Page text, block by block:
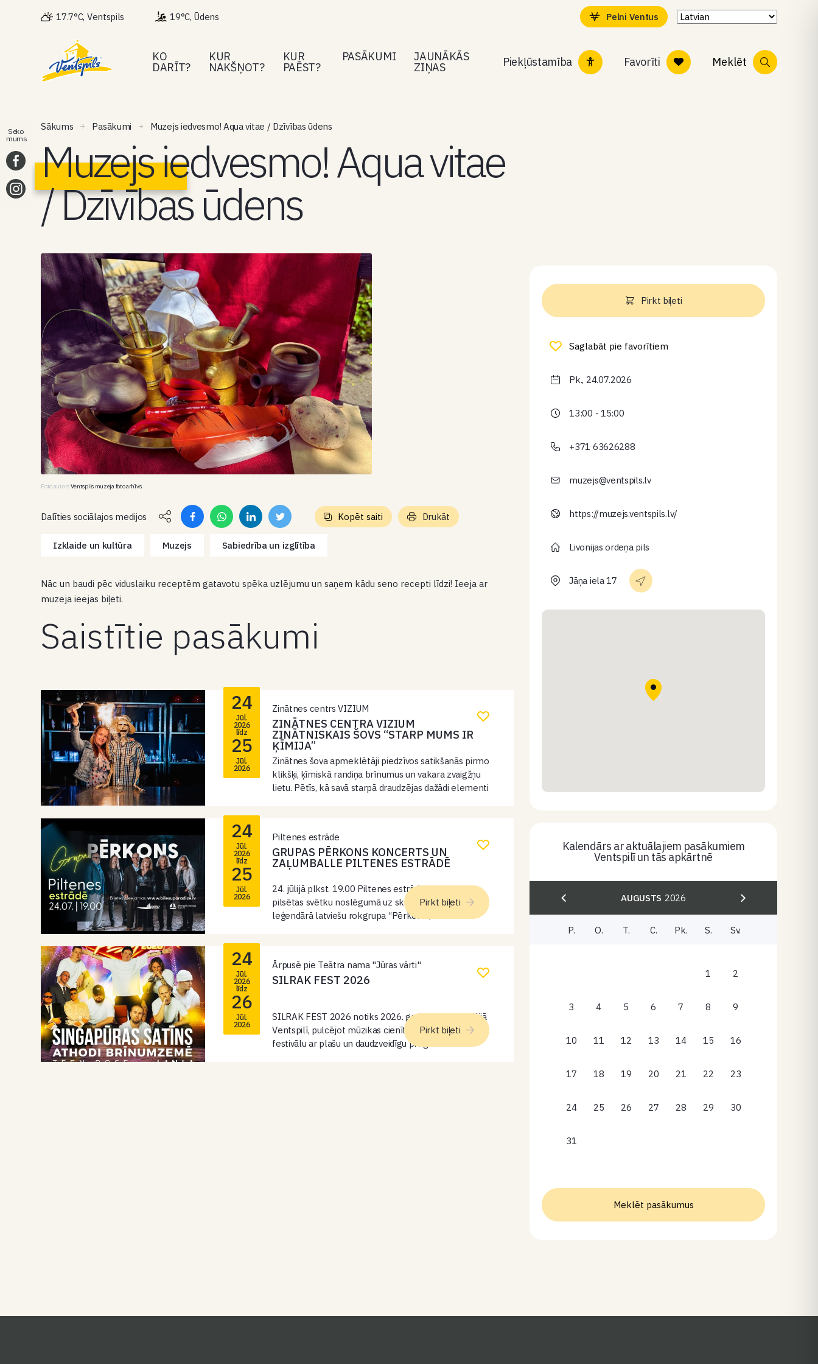
17.7°C, Ventspils 19°C, Ūdens Pelni Ventus
KO
DARĪT?
KUR
NAKŠŅOT?
KUR
PAĒST?
PASĀKUMI JAUNĀKĀS
ZIŅAS Piekļūstamība Favorīti Meklēt
Sākums Pasākumi Muzejs iedvesmo! Aqua vitae / Dzīvības ūdens
Muzejs iedvesmo! Aqua vitae
/ Dzīvības ūdens
Foto autorsVentspils muzeja foto arhīvs
Dalīties sociālajos medijos Kopēt saiti Drukāt
Izklaide un kultūra Muzejs Sabiedrība un izglītība
Nāc un baudi pēc viduslaiku receptēm gatavotu spēka uzlējumu un saņem kādu seno recepti līdzi! Ieeja ar
muzeja ieejas biļeti.
Saistītie pasākumi
24
Jūl.
2026
līdz
25
Jūl.
2026
Zinātnes centrs VIZIUM
ZINĀTNES CENTRA VIZIUM
ZINĀTNISKAIS ŠOVS “STARP MUMS IR
ĶĪMIJA”
Zinātnes šova apmeklētāji piedzīvos satikšanās pirmo
klikšķi, ķīmiskā randiņa brīnumus un vakara zvaigžņu
lietu. Pētīs, kā savā starpā draudzējas dažādi elementi
24
Jūl.
2026
līdz
25
Jūl.
2026
Piltenes estrāde
GRUPAS PĒRKONS KONCERTS UN
ZAĻUMBALLE PILTENES ESTRĀDĒ
24. jūlijā plkst. 19.00 Piltenes estrādē Piltenes
pilsētas svētku noslēgumā uz skatuves kāps
leģendārā latviešu rokgrupa “Pērkons”, kura ir
Pirkt biļeti
24
Jūl.
2026
līdz
26
Jūl.
2026
Ārpusē pie Teātra nama "Jūras vārti"
SILRAK FEST 2026
SILRAK FEST 2026 notiks 2026. gada 24. un 25. jūlijā
Ventspilī, pulcējot mūzikas cienītājus uz divu dienu
festivālu ar plašu un daudzveidīgu programmu.
Pirkt biļeti
Pirkt biļeti
Saglabāt pie favorītiem
Pk., 24.07.2026
13:00 - 15:00
+371 63626288
muzejs@ventspils.lv
https://muzejs.ventspils.lv/
Livonijas ordeņa pils
Jāņa iela 17
Kalendārs ar aktuālajiem pasākumiem
Ventspilī un tās apkārtnē
AUGUSTS 2026
P. O. T. C. Pk. S. Sv.
1 2
3 4 5 6 7 8 9
10 11 12 13 14 15 16
17 18 19 20 21 22 23
24 25 26 27 28 29 30
31
Meklēt pasākumus
Seko
mums